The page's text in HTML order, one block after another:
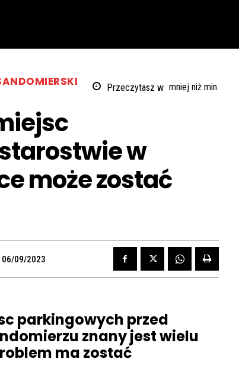
Przeczytasz w mniej niżmin.
w
może zostać
06/09/2023
parkingowych przed
znany jest wielu
ma zostać